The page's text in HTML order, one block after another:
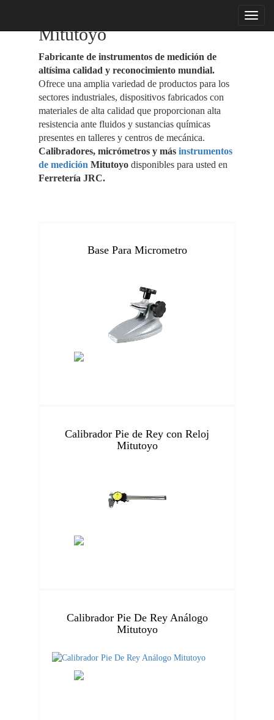
menu
Mitutoyo
Fabricante de instrumentos de medición de
altísima calidad y reconocimiento mundial.
Ofrece una amplia variedad de productos para los
sectores industriales, dispositivos fabricados con
materiales de alta calidad que proporcionan alta
resistencia ante fluidos y sustancias químicas
presentes en talleres y centros de mecánica.
Calibradores, micrómetros y másinstrumentos
de medición Mitutoyodisponibles para usted en
Ferretería JRC.
Base Para Micrometro
Calibrador Pie de Rey con Reloj
Mitutoyo
Calibrador Pie De Rey Análogo
Mitutoyo